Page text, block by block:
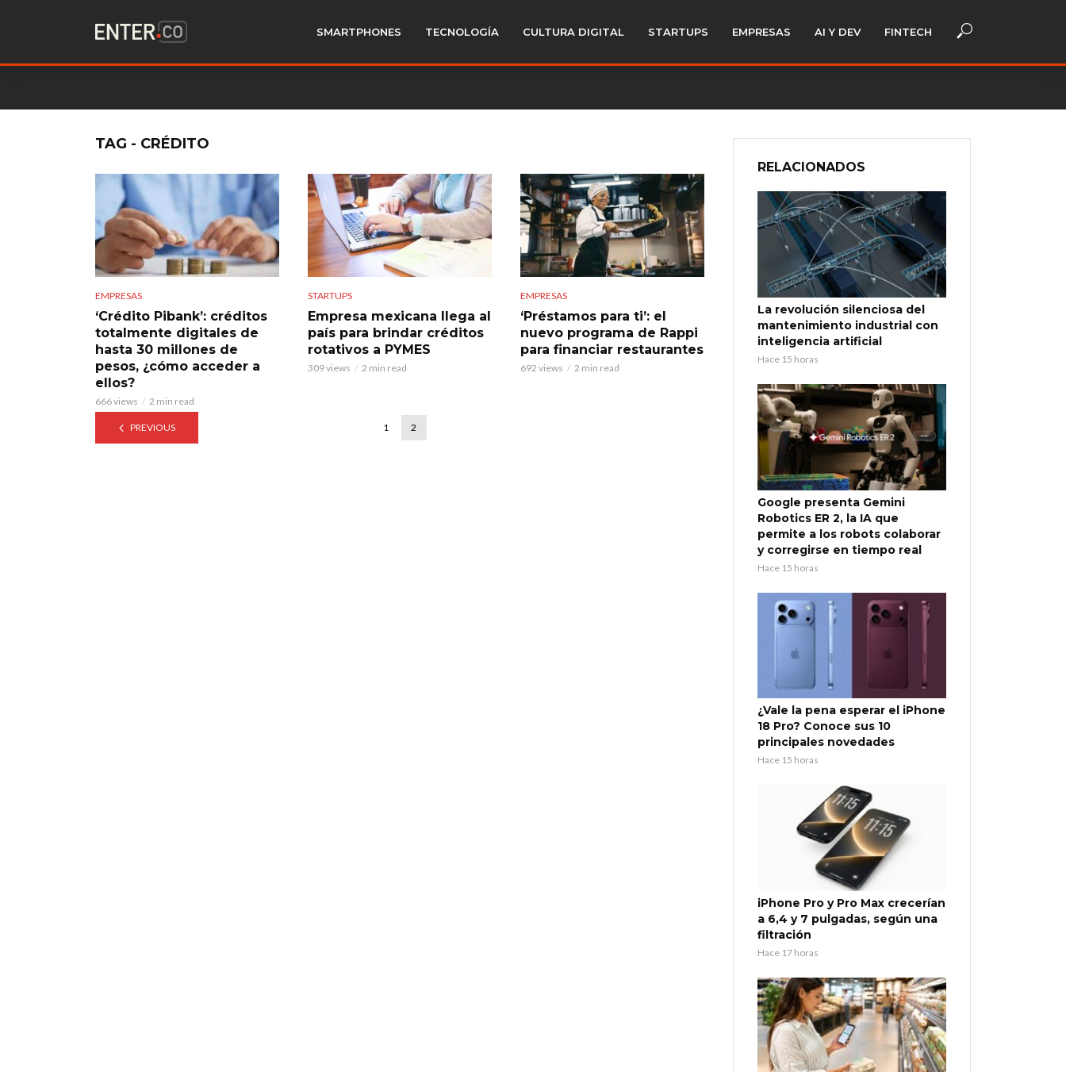
SMARTPHONES TECNOLOGÍA CULTURA DIGITAL STARTUPS EMPRESAS AI Y DEV FINTECH
TAG - CRÉDITO
EMPRESAS
‘Crédito Pibank’: créditos
totalmente digitales de
hasta 30 millones de
pesos, ¿cómo acceder a
ellos?
666 views 2 min read
STARTUPS
Empresa mexicana llega al
país para brindar créditos
rotativos a PYMES
309 views 2 min read
EMPRESAS
‘Préstamos para ti’: el
nuevo programa de Rappi
para financiar restaurantes
692 views 2 min read
PREVIOUS 1 2
RELACIONADOS
La revolución silenciosa del
mantenimiento industrial con
inteligencia artificial
Hace 15 horas
Google presenta Gemini
Robotics ER 2, la IA que
permite a los robots colaborar
y corregirse en tiempo real
Hace 15 horas
¿Vale la pena esperar el iPhone
18 Pro? Conoce sus 10
principales novedades
Hace 15 horas
iPhone Pro y Pro Max crecerían
a 6,4 y 7 pulgadas, según una
filtración
Hace 17 horas